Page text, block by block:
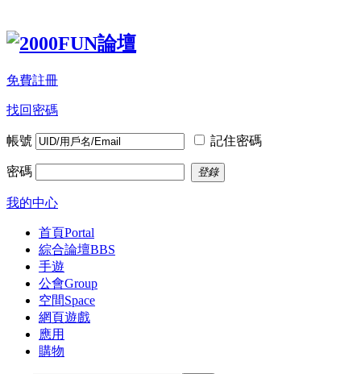
免費註冊
找回密碼
帳號 記住密碼
密碼 登錄
我的中心
首頁Portal
綜合論壇BBS
手遊
公會Group
空間Space
網頁遊戲
應用
購物